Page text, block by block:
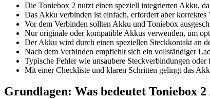
Die Toniebox 2 nutzt einen speziell integrierten Akku,
Das Akku verbinden ist einfach, erfordert aber korrektes
Vor dem Verbinden sollten Akku und Toniebox
Nur originale oder kompatible Akkus verwenden, um
Der Akku wird durch einen speziellen Steckkontakt an
Nach dem Verbinden empfiehlt sich ein vollständiger
Typische Fehler wie unsaubere Steckverbindungen
Mit einer Checkliste und klaren Schritten gelingt das
Grundlagen: Was bedeutet Toniebox